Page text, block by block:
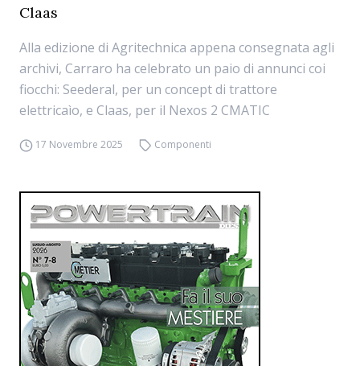
Claas
Alla edizione di Agritechnica appena consegnata agli
archivi, Carraro ha celebrato un paio di annunci coi
fiocchi: Seederal, per un concept di trattore
elettricaìo, e Claas, per il Nexos 2 CMATIC
17 Novembre 2025 Componenti